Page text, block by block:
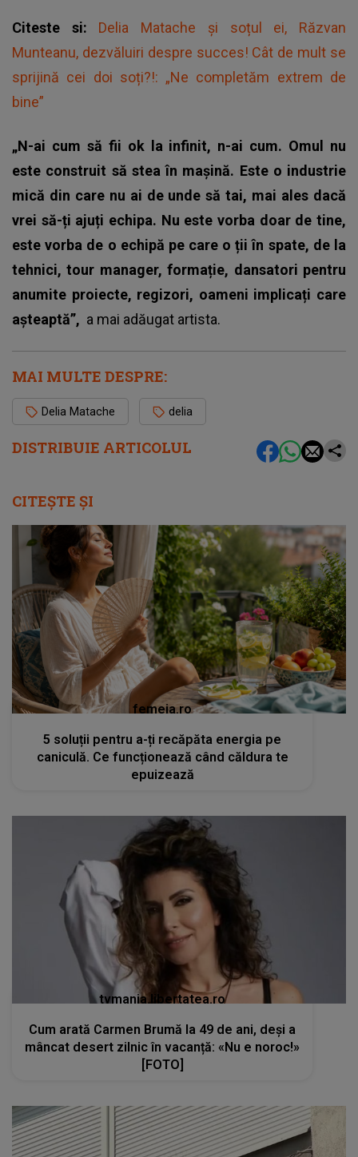
DISTRIBUIE ARTICOLUL
Citeste si: Delia Matache și soțul ei, Răzvan
Munteanu, dezvăluiri despre succes! Cât de mult se
sprijină cei doi soți?!: „Ne completăm extrem de
bine”
„N-ai cum să fii ok la infinit, n-ai cum. Omul nu
este construit să stea în mașină. Este o industrie
mică din care nu ai de unde să tai, mai ales dacă
vrei să-ți ajuți echipa. Nu este vorba doar de tine,
este vorba de o echipă pe care o ții în spate, de la
tehnici, tour manager, formație, dansatori pentru
anumite proiecte, regizori, oameni implicați care
așteaptă”, a mai adăugat artista.
MAI MULTE DESPRE:
Delia Matache delia
CITEȘTE ȘI
femeia.ro
5 soluții pentru a-ți recăpăta energia pe
caniculă. Ce funcționează când căldura te
epuizează
tvmania.libertatea.ro
Cum arată Carmen Brumă la 49 de ani, deși a
mâncat desert zilnic în vacanță: «Nu e noroc!»
[FOTO]